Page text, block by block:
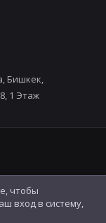
Бишкек,
1 Этаж
чтобы
вход в систему,